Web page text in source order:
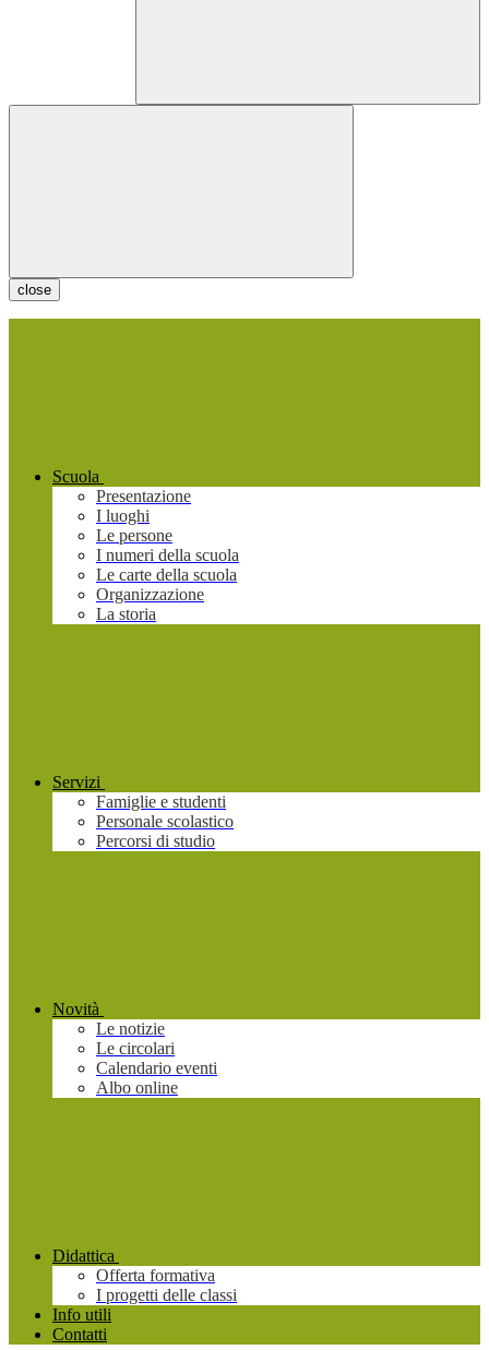
close
Scuola
Presentazione
I luoghi
Le persone
I numeri della scuola
Le carte della scuola
Organizzazione
La storia
Servizi
Famiglie e studenti
Personale scolastico
Percorsi di studio
Novità
Le notizie
Le circolari
Calendario eventi
Albo online
Didattica
Offerta formativa
I progetti delle classi
Info utili
Contatti